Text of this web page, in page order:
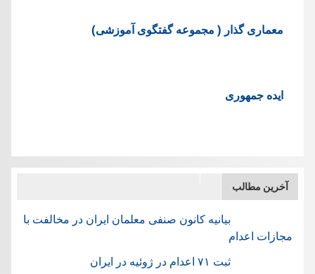
معماری گذار ( مجموعه گفتگوی آموزشی)
ایده جمهوری
آخرین مطالب
بیانیه کانون صنفی معلمان ایران در مخالفت با
مجازات اعدام
ثبت ۷۱ اعدام در ژوئيه در ایران